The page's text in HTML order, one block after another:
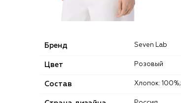
Бренд Seven Lab
Цвет Розовый
Состав Хлопок: 100%;